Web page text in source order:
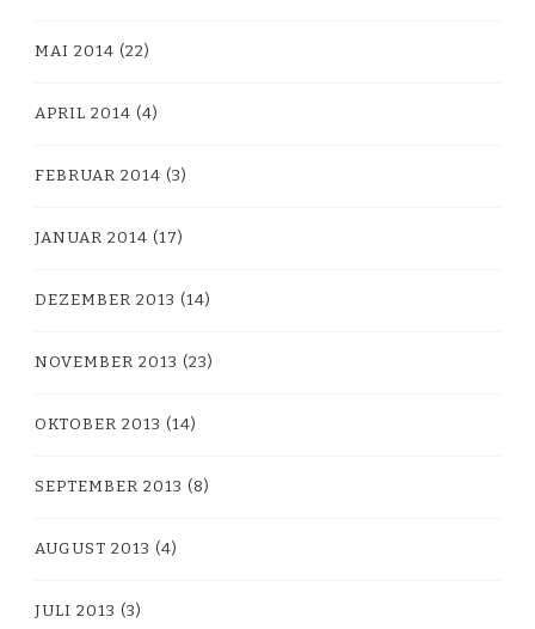
MAI 2014 (22)
APRIL 2014 (4)
FEBRUAR 2014 (3)
JANUAR 2014 (17)
DEZEMBER 2013 (14)
NOVEMBER 2013 (23)
OKTOBER 2013 (14)
SEPTEMBER 2013 (8)
AUGUST 2013 (4)
JULI 2013 (3)